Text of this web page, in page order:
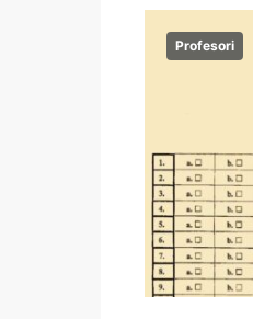
Profesori